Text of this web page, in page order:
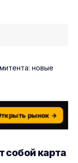
рынок →
собой карта